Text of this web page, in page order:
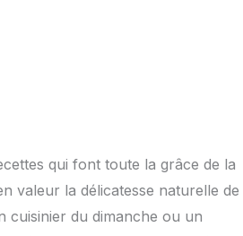
qui font toute la grâce de la
valeur la délicatesse naturelle de
cuisinier du dimanche ou un